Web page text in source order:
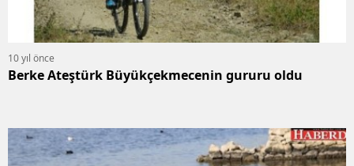
10 yıl önce
Berke Ateştürk Büyükçekmecenin gururu oldu